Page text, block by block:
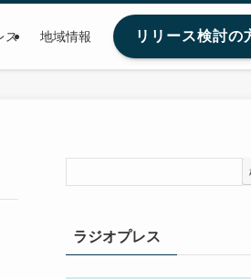
ス 地域情報 リリース検討の
ラジオプレス